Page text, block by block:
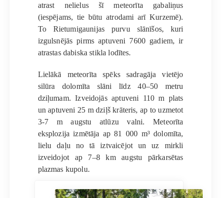
atrast nelielus šī meteorīta gabaliņus
(iespējams, tie būtu atrodami arī Kurzemē).
To Rietumigaunijas purvu slānīšos, kuri
izgulsnējās pirms aptuveni 7600 gadiem, ir
atrastas dabiska stikla lodītes.
Lielākā meteorīta spēks sadragāja vietējo
silūra dolomīta slāni līdz 40–50 metru
dziļumam. Izveidojās aptuveni 110 m plats
un aptuveni 25 m dziļš krāteris, ap to uzmetot
3-7 m augstu atlūzu valni. Meteorīta
eksplozija izmētāja ap 81 000 m³ dolomīta,
lielu daļu no tā iztvaicējot un uz mirkli
izveidojot ap 7–8 km augstu pārkarsētas
plazmas kupolu.